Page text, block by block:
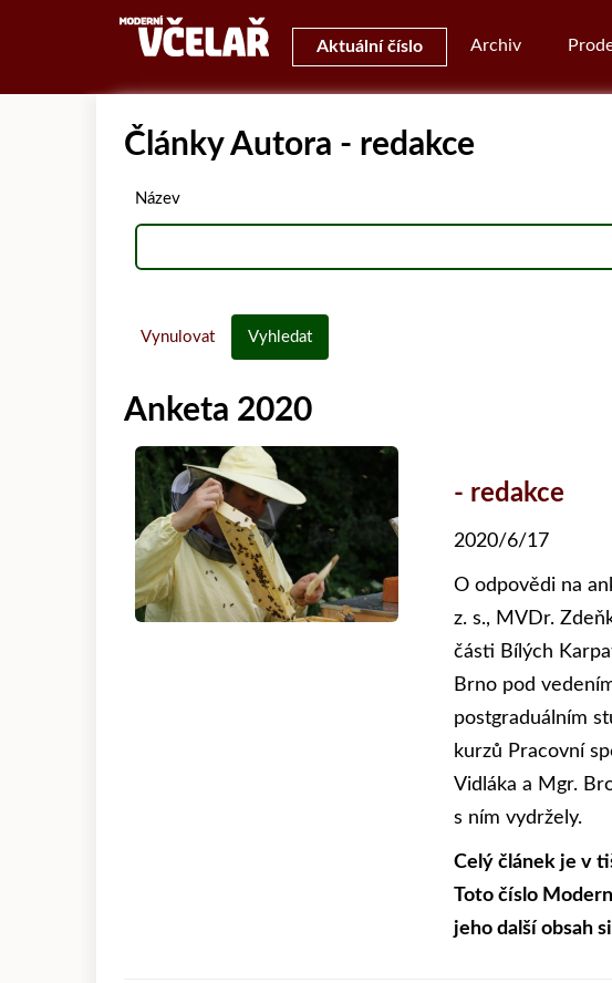
Aktuální číslo Archiv
Články Autora - redakce
Název
Vynulovat Vyhledat
Anketa 2020
- redakce
2020/6/17
O odpovědi na
z. s., MVDr.
části Bílých
Brno pod
postgraduálním
kurzů Pracovní
Vidláka a Mgr.
s ním vydržely.
Celý článek je v
Toto číslo
jeho další obsah